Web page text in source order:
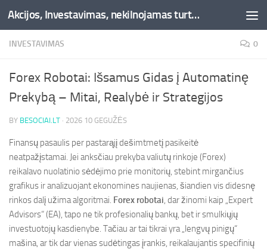
Skip to content Akcijos, Investavimas, nekilnojamas turtas, kriptovaliutos - Besociai.lt
INVESTAVIMAS 0
Forex Robotai: Išsamus Gidas į Automatinę
Prekybą – Mitai, Realybė ir Strategijos
BY BESOCIAI.LT · 2026 10 GEGUŽĖS
Finansų pasaulis per pastarąjį dešimtmetį pasikeitė
neatpažįstamai. Jei anksčiau prekyba valiutų rinkoje (Forex)
reikalavo nuolatinio sėdėjimo prie monitorių, stebint mirgančius
grafikus ir analizuojant ekonomines naujienas, šiandien vis didesnę
rinkos dalį užima algoritmai. Forex robotai, dar žinomi kaip „Expert
Advisors“ (EA), tapo ne tik profesionalių bankų, bet ir smulkiųjų
investuotojų kasdienybe. Tačiau ar tai tikrai yra „lengvų pinigų“
mašina, ar tik dar vienas sudėtingas įrankis, reikalaujantis specifinių